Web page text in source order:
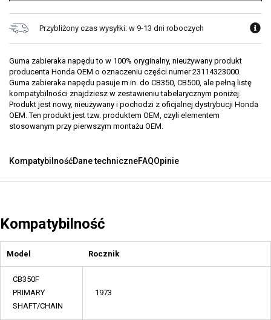
Przybliżony czas wysyłki: w 9-13 dni roboczych
Guma zabieraka napędu to w 100% oryginalny, nieużywany produkt
producenta Honda OEM o oznaczeniu części numer 23114323000.
Guma zabieraka napędu pasuje m.in. do CB350, CB500, ale pełną listę
kompatybilności znajdziesz w zestawieniu tabelarycznym poniżej.
Produkt jest nowy, nieużywany i pochodzi z oficjalnej dystrybucji Honda
OEM. Ten produkt jest tzw. produktem OEM, czyli elementem
stosowanym przy pierwszym montażu OEM.
KompatybilnośćDane techniczneFAQOpinie
Kompatybilność
Model Rocznik
CB350F
PRIMARY
SHAFT/CHAIN
1973